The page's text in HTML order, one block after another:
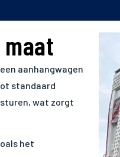
aanhangwagen
standaard
wat zorgt
het